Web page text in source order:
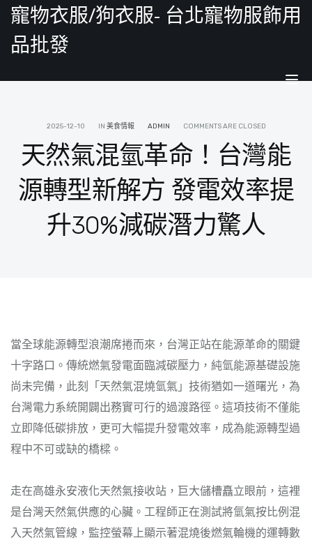
寵物衣服/狗衣服- 台北寵物服飾用
品批發
2025-12-10 IN 美食情報 ADMIN COMMENTS ARE CLOSED
天然氣混氫革命！台灣能
源轉型新解方 發電效率提
升30%減碳潛力驚人
當全球能源轉型浪潮席捲而來，台灣正站在能源革命的關鍵
十字路口。傳統燃氣發電面臨減碳壓力，純氫能源基礎設施
尚未完備，此刻「天然氣混燒氫氣」技術猶如一道曙光，為
台灣電力系統開闢出務實可行的過渡路徑。這項技術不僅能
立即降低碳排放，更可大幅提升發電效率，成為能源轉型過
程中不可或缺的橋樑。
走在高雄永安液化天然氣接收站，巨大儲槽矗立眼前，這裡
是台灣天然氣供應的心臟。工程師正在測試將氫氣按比例混
入天然氣管線，監控螢幕上顯示著混燒後燃氣輪機的運轉數